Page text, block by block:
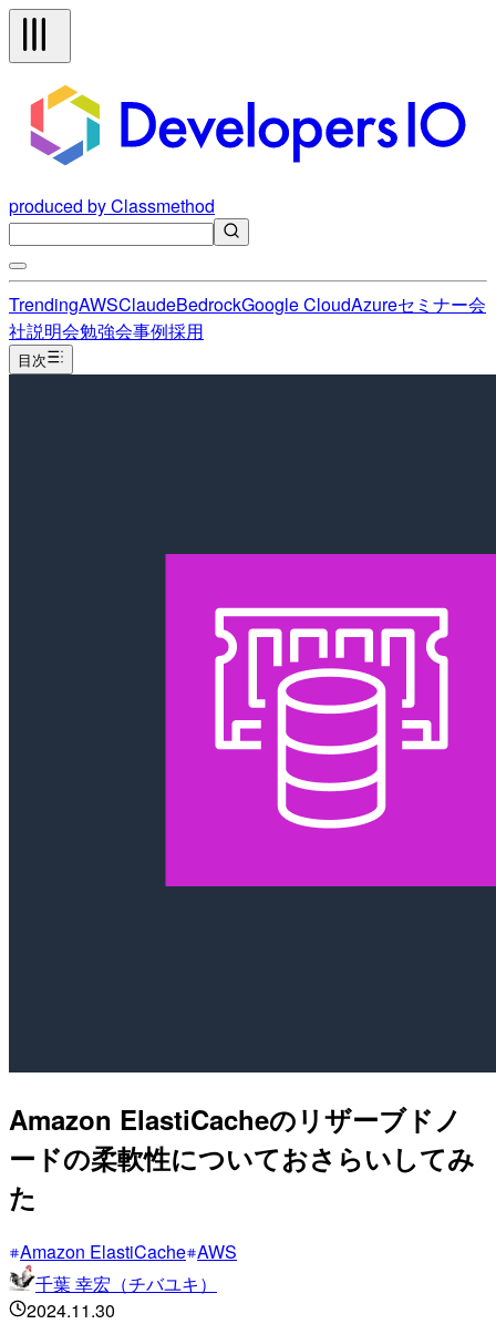
produced by Classmethod
TrendingAWSClaudeBedrockGoogle CloudAzureセミナー会
社説明会勉強会事例採用
目次
Amazon ElastiCacheのリザーブドノ
ードの柔軟性についておさらいしてみ
た
Amazon ElastiCache AWS
千葉 幸宏（チバユキ）
2024.11.30